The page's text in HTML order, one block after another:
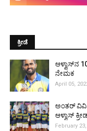
ಕ್ರೀಡೆ
ಆಳ್ವಾಸ್‌ನ
ನೇಮಕ
April 05,
ಅಂತರ್ ವಿವಿ
ಆಳ್ವಾಸ್
February